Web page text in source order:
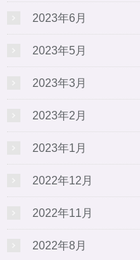
2023年6月
2023年5月
2023年3月
2023年2月
2023年1月
2022年12月
2022年11月
2022年8月